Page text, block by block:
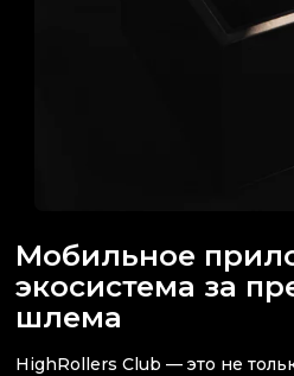
Мобильное
экосистема за
шлема
HighRollers Club — это не